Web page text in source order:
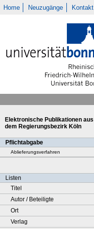
Home Neuzugänge Kontakt
Elektronische Publikationen aus
dem Regierungsbezirk Köln
Pflichtabgabe
Ablieferungsverfahren
Listen
Titel
Autor / Beteiligte
Ort
Verlag